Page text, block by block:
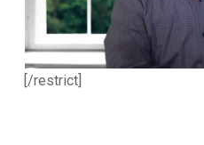
[/restrict]